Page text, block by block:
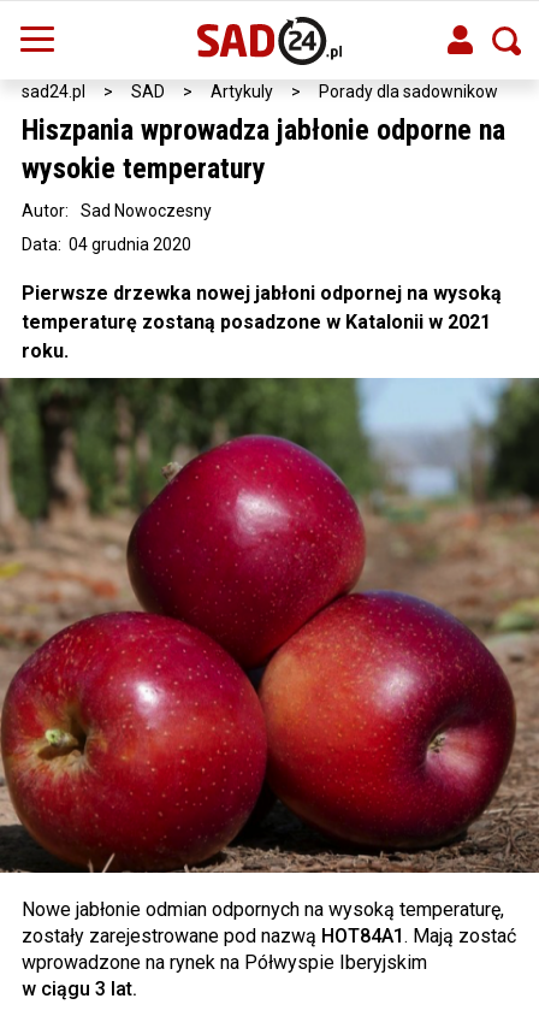
sad24.pl > SAD > Artykuly > Porady dla sadownikow
Hiszpania wprowadza jabłonie odporne na
wysokie temperatury
Data: 04 grudnia 2020
Autor: Sad Nowoczesny
Pierwsze drzewka nowej jabłoni odpornej na wysoką
temperaturę zostaną posadzone w Katalonii w 2021
roku.
Nowe jabłonie odmian odpornych na wysoką temperaturę,
zostały zarejestrowane pod nazwą HOT84A1 . Mają zostać
wprowadzone na rynek na Półwyspie Iberyjskim
w ciągu 3 lat.